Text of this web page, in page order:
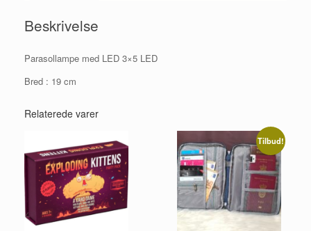
Beskrivelse
Parasollampe med LED 3×5 LED
Bred : 19 cm
Relaterede varer
Tilbud!